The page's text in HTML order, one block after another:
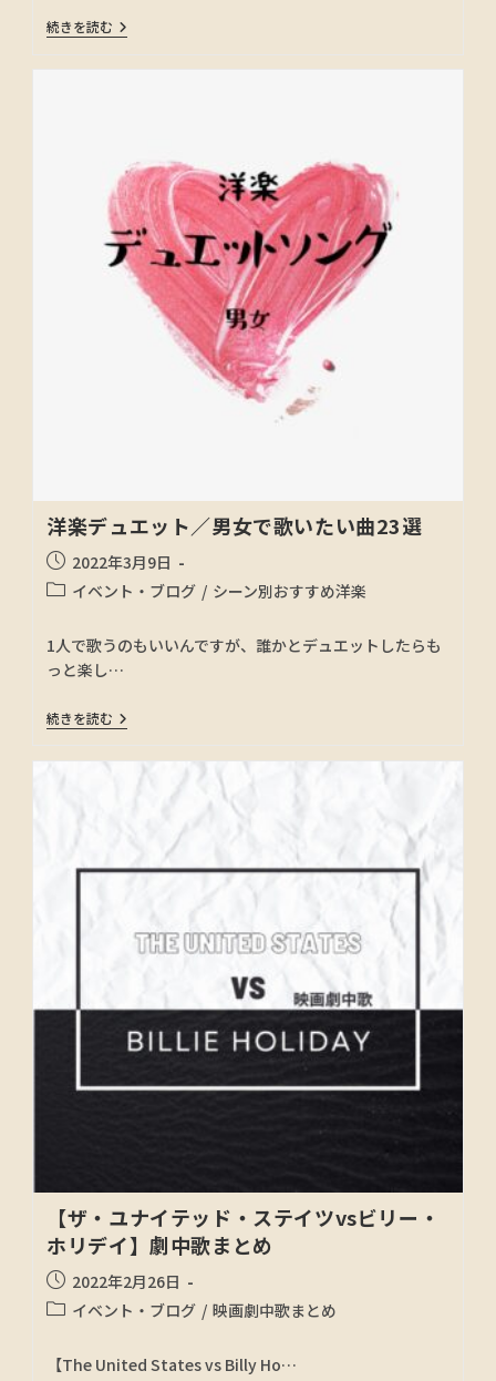
続きを読む
洋楽デュエット／男女で歌いたい曲23選
2022年3月9日
イベント・ブログ / シーン別おすすめ洋楽
1人で歌うのもいいんですが、誰かとデュエットしたらも
っと楽し…
続きを読む
【ザ・ユナイテッド・ステイツvsビリー・
ホリデイ】劇中歌まとめ
2022年2月26日
イベント・ブログ / 映画劇中歌まとめ
【The United States vs Billy Ho…